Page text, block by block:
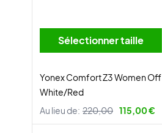
Sélectionner taille
Yonex Comfort Z3 Women Off
White/Red
Au lieu de: 220,00 115,00 €